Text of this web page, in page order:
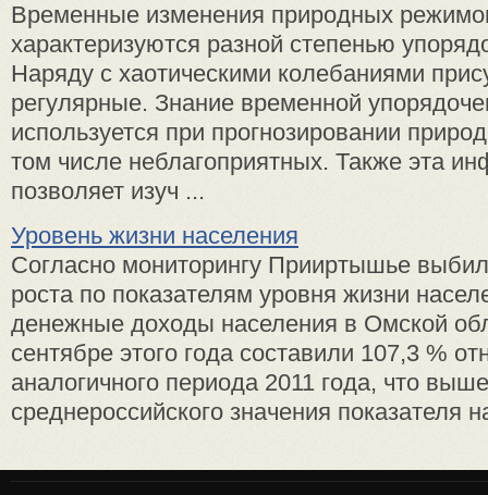
Временные изменения природных
характеризуются разной степенью
Наряду с хаотическими колебаниями
регулярные. Знание временной
используется при прогнозировании
том числе неблагоприятных. Также эта
позволяет изуч ...
Уровень жизни населения
Согласно мониторингу Прииртышье
роста по показателям уровня жизни
денежные доходы населения в Омской
сентябре этого года составили 107,3 %
аналогичного периода 2011 года, что выше
среднероссийского значения показателя